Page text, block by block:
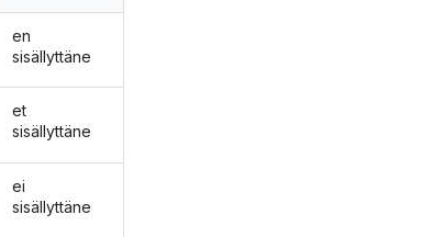
en
sisällyttäne
et
sisällyttäne
ei
sisällyttäne